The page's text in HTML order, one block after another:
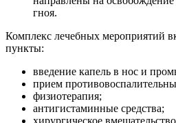
гноя.
Комплекс лечебных мероприятий
пункты:
введение капель в нос и
прием
физиотерапия;
антигистаминные средства;
хирургическое